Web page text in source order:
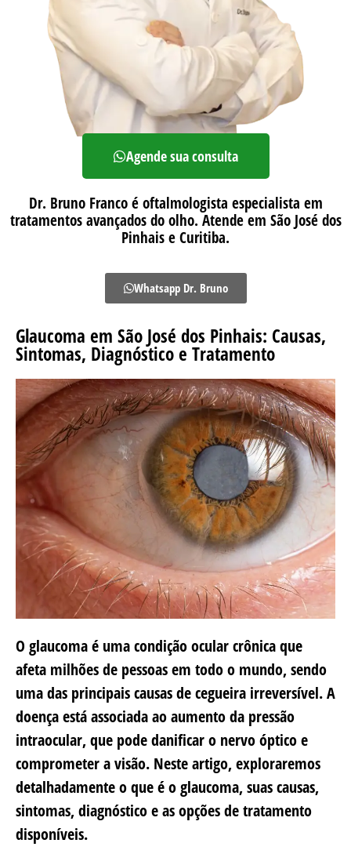
Agende sua consulta
Dr. Bruno Franco é oftalmologista especialista em
tratamentos avançados do olho. Atende em São José dos
Pinhais e Curitiba.
Whatsapp Dr. Bruno
Glaucoma em São José dos Pinhais: Causas,
Sintomas, Diagnóstico e Tratamento
O glaucoma é uma condição ocular crônica que
afeta milhões de pessoas em todo o mundo, sendo
uma das principais causas de cegueira irreversível. A
doença está associada ao aumento da pressão
intraocular, que pode danificar o nervo óptico e
comprometer a visão. Neste artigo, exploraremos
detalhadamente o que é o glaucoma, suas causas,
sintomas, diagnóstico e as opções de tratamento
disponíveis.